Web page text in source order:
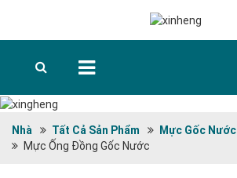
Nhà Tất Cả Sản Phẩm
Mực Gốc Nước
Mực Ống Đồng Gốc Nước